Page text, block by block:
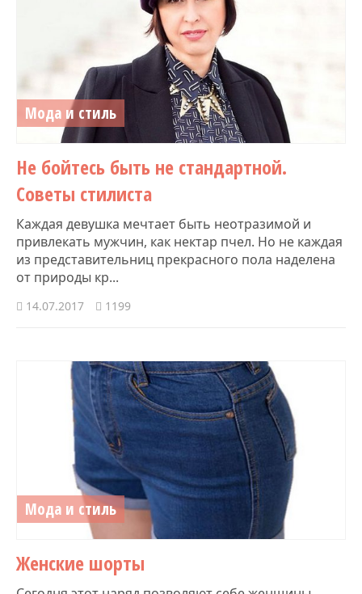
Мода и стиль
Не бойтесь быть не стандартной.
Советы стилиста
Каждая девушка мечтает быть неотразимой и
привлекать мужчин, как нектар пчел. Но не каждая
из представительниц прекрасного пола наделена
от природы кр...
14.07.2017 1199
Мода и стиль
Женские шорты